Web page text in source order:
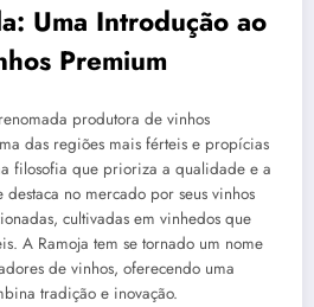
Uma Introdução ao
Premium
produtora de vinhos
das regiões mais férteis e propícias
filosofia que prioriza a qualidade e a
no mercado por seus vinhos
cultivadas em vinhedos que
A Ramoja tem se tornado um nome
de vinhos, oferecendo uma
tradição e inovação.